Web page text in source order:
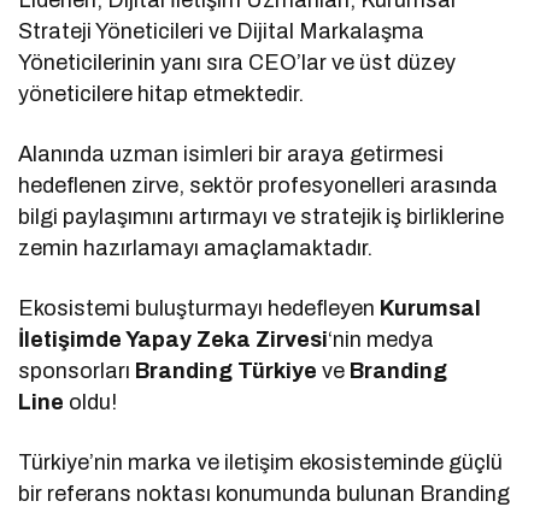
Strateji Yöneticileri ve Dijital Markalaşma
Yöneticilerinin yanı sıra CEO’lar ve üst düzey
yöneticilere hitap etmektedir.
Alanında uzman isimleri bir araya getirmesi
hedeflenen zirve, sektör profesyonelleri arasında
bilgi paylaşımını artırmayı ve stratejik iş birliklerine
zemin hazırlamayı amaçlamaktadır.
Ekosistemi buluşturmayı hedefleyen Kurumsal
İletişimde Yapay Zeka Zirvesi‘nin medya
sponsorları Branding Türkiye ve Branding
Line oldu!
Türkiye’nin marka ve iletişim ekosisteminde güçlü
bir referans noktası konumunda bulunan Branding